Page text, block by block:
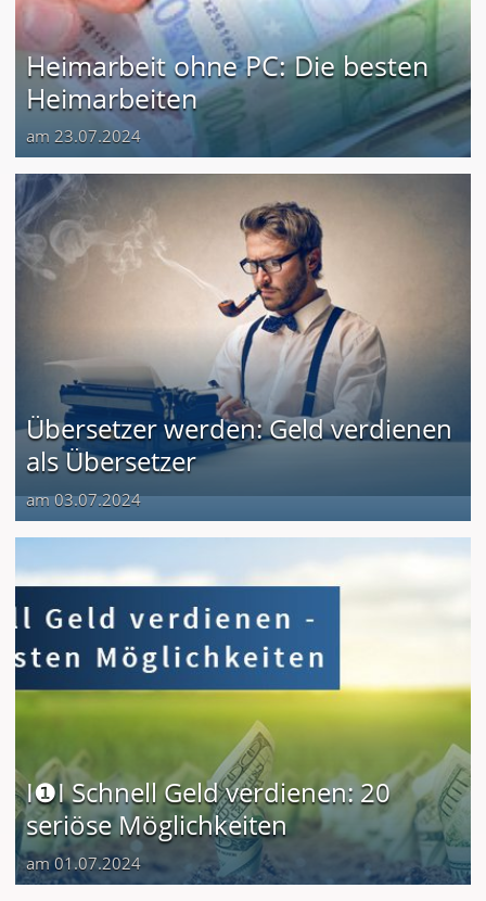
Heimarbeit ohne PC: Die besten
Heimarbeiten
am 23.07.2024
Übersetzer werden: Geld verdienen
als Übersetzer
am 03.07.2024
I❶I Schnell Geld verdienen: 20
seriöse Möglichkeiten
am 01.07.2024